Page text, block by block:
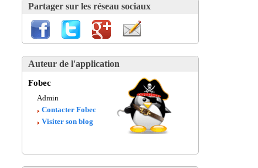
Partager sur les réseau sociaux
Auteur de l'application
Fobec
Admin
Contacter Fobec
Visiter son blog